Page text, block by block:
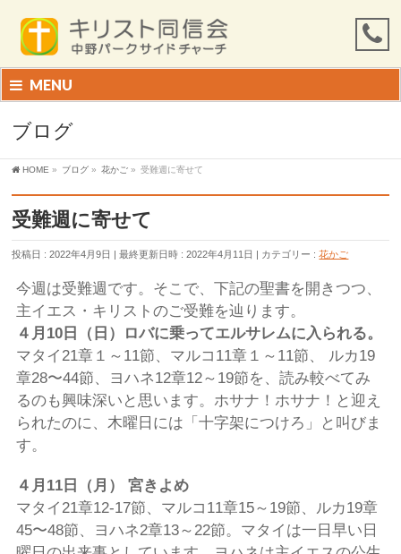
MENU
ブログ
HOME » ブログ » 花かご » 受難週に寄せて
受難週に寄せて
投稿日 : 2022年4月9日 最終更新日時 : 2022年4月11日 カテゴリー :花かご
今週は受難週です。そこで、下記の聖書を開きつつ、
主イエス・キリストのご受難を辿ります。
４月 10 日（日）ロバに乗ってエルサレムに入られる。
マタイ21章１～11節、マルコ11章１～11節、 ルカ19
章28〜44節、ヨハネ12章12～19節を、読み較べてみ
るのも興味深いと思います。ホサナ！ホサナ！と迎え
られたのに、木曜日には「十字架につけろ」と叫びま
す。
４月 11 日（月） 宮きよめ
マタイ21章12-17節、マルコ11章15～19節、ルカ19章
45〜48節、ヨハネ2章13～22節。マタイは一日早い日